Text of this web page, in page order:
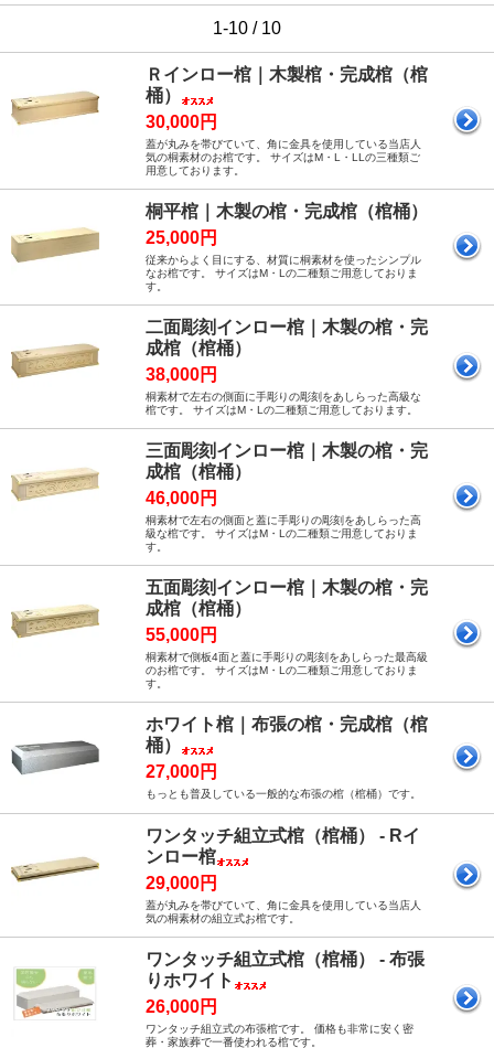
1-10 / 10
Ｒインロー棺｜木製棺・完成棺（棺
桶）
30,000円
蓋が丸みを帯びていて、角に金具を使用している当店人
気の桐素材のお棺です。 サイズはM・L・LLの三種類ご
用意しております。
桐平棺｜木製の棺・完成棺（棺桶）
25,000円
従来からよく目にする、材質に桐素材を使ったシンプル
なお棺です。 サイズはM・Lの二種類ご用意しておりま
す。
二面彫刻インロー棺｜木製の棺・完
成棺（棺桶）
38,000円
桐素材で左右の側面に手彫りの彫刻をあしらった高級な
棺です。 サイズはM・Lの二種類ご用意しております。
三面彫刻インロー棺｜木製の棺・完
成棺（棺桶）
46,000円
桐素材で左右の側面と蓋に手彫りの彫刻をあしらった高
級な棺です。 サイズはM・Lの二種類ご用意しておりま
す。
五面彫刻インロー棺｜木製の棺・完
成棺（棺桶）
55,000円
桐素材で側板4面と蓋に手彫りの彫刻をあしらった最高級
のお棺です。 サイズはM・Lの二種類ご用意しておりま
す。
ホワイト棺｜布張の棺・完成棺（棺
桶）
27,000円
もっとも普及している一般的な布張の棺（棺桶）です。
ワンタッチ組立式棺（棺桶） - Rイ
ンロー棺
29,000円
蓋が丸みを帯びていて、角に金具を使用している当店人
気の桐素材の組立式お棺です。
ワンタッチ組立式棺（棺桶） - 布張
りホワイト
26,000円
ワンタッチ組立式の布張棺です。 価格も非常に安く密
葬・家族葬で一番使われる棺です。